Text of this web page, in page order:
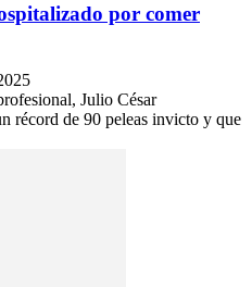
por comer
Julio César
récord de 90 peleas invicto y que